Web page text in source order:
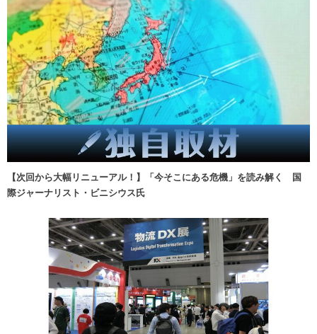
【次回から大幅リニューアル！】「今そこにある危機」を読み解く 国
際ジャーナリスト・ビニシウス氏